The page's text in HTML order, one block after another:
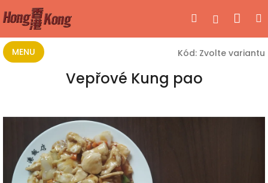
na
obsah
Hledat
MENU Kód: Zvolte variantu
Vepřové Kung pao